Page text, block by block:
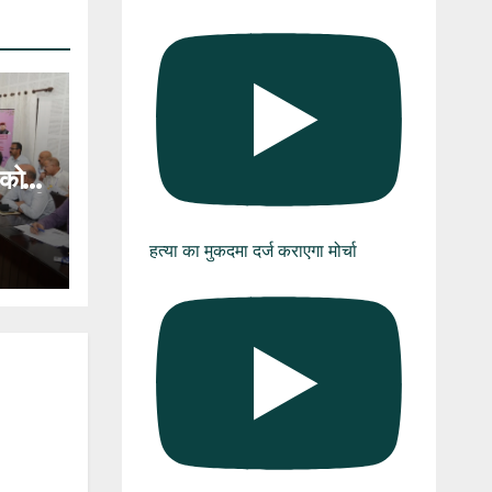
की
हत्या का मुकदमा दर्ज कराएगा मोर्चा